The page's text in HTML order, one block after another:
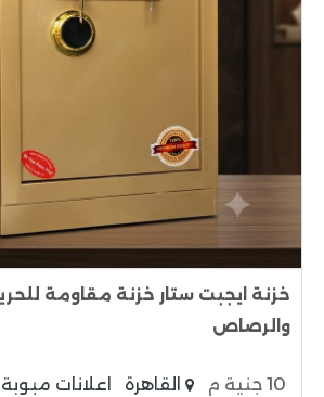
خزنة ايجبت ستار خزنة مقاومة
والرصاص
10 جنية م القاهرة اعلانات مبوبة